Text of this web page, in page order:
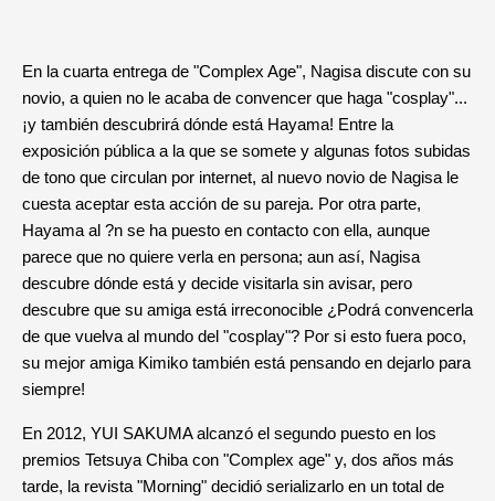
En la cuarta entrega de "Complex Age", Nagisa discute con su
novio, a quien no le acaba de convencer que haga "cosplay"...
¡y también descubrirá dónde está Hayama! Entre la
exposición pública a la que se somete y algunas fotos subidas
de tono que circulan por internet, al nuevo novio de Nagisa le
cuesta aceptar esta acción de su pareja. Por otra parte,
Hayama al ?n se ha puesto en contacto con ella, aunque
parece que no quiere verla en persona; aun así, Nagisa
descubre dónde está y decide visitarla sin avisar, pero
descubre que su amiga está irreconocible ¿Podrá convencerla
de que vuelva al mundo del "cosplay"? Por si esto fuera poco,
su mejor amiga Kimiko también está pensando en dejarlo para
siempre!
En 2012, YUI SAKUMA alcanzó el segundo puesto en los
premios Tetsuya Chiba con "Complex age" y, dos años más
tarde, la revista "Morning" decidió serializarlo en un total de